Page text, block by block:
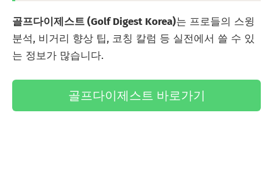
골프다이제스트 (Golf Digest Korea)는 프로들의 스윙
분석, 비거리 향상 팁, 코칭 칼럼 등 실전에서 쓸 수 있
는 정보가 많습니다.
골프다이제스트 바로가기